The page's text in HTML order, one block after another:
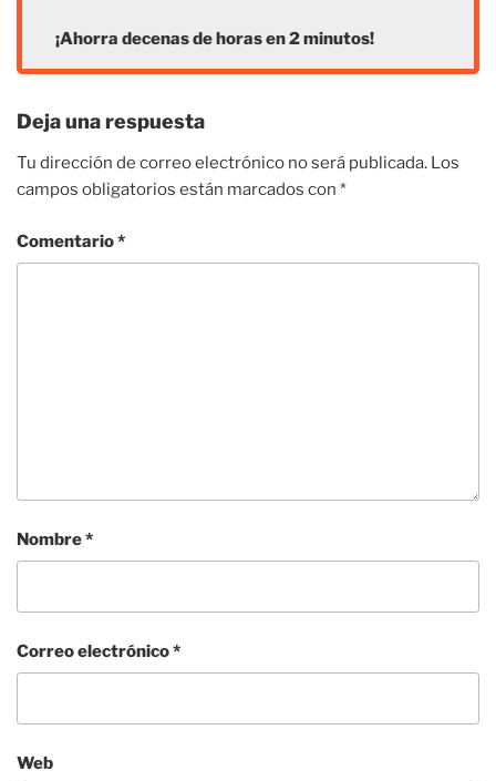
¡Ahorra decenas de horas en 2 minutos!
Deja una respuesta
Tu dirección de correo electrónico no será publicada. Los
campos obligatorios están marcados con *
Comentario*
Nombre*
Correo electrónico*
Web